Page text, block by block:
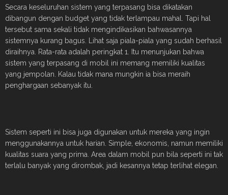
Secara keseluruhan sistem yang terpasang bisa dikatakan
dibangun dengan budget yang tidak terlampau mahal. Tapi hal
tersebut sama sekali tidak mengindikasikan bahwasannya
sistemnya kurang bagus. Lihat saja piala-piala yang sudah berhasil
diraihnya. Rata-rata adalah peringkat 1. Itu menunjukan bahwa
sistem yang terpasang di mobil ini memang memiliki kualitas
yang jempolan. Kalau tidak mana mungkin ia bisa meraih
penghargaan sebanyak itu.
Sistem seperti ini bisa juga digunakan untuk mereka yang ingin
menggunakannya untuk harian. Simple, ekonomis, namun memiliki
kualitas suara yang prima. Area dalam mobil pun bila seperti ini tak
terlalu banyak yang dirombak, jadi kesannya tetap terlihat elegan.